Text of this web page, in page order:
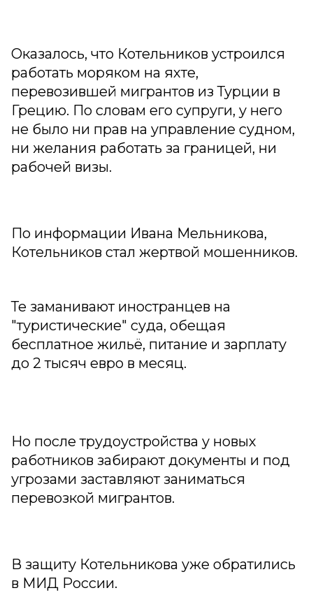
Оказалось, что Котельников устроился
работать моряком на яхте,
перевозившей мигрантов из Турции в
Грецию. По словам его супруги, у него
не было ни прав на управление судном,
ни желания работать за границей, ни
рабочей визы.
По информации Ивана Мельникова,
Котельников стал жертвой мошенников.
Те заманивают иностранцев на
"туристические" суда, обещая
бесплатное жильё, питание и зарплату
до 2 тысяч евро в месяц.
Но после трудоустройства у новых
работников забирают документы и под
угрозами заставляют заниматься
перевозкой мигрантов.
В защиту Котельникова уже обратились
в МИД России.